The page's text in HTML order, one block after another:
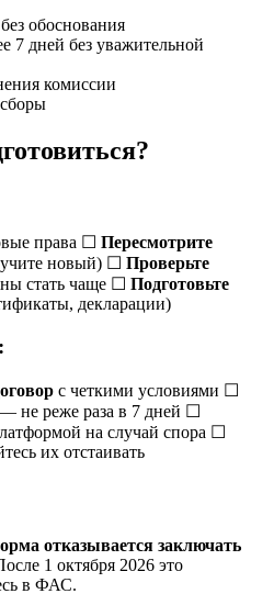
обоснования
7 дней без уважительной
комиссии
права ☐ Пересмотрите
новый) ☐ Проверьте
стать чаще ☐ Подготовьте
декларации)
с четкими условиями ☐
— не реже раза в 7 дней ☐
на случай спора ☐
их отстаивать
отказывается заключать
1 октября 2026 это
в ФАС.